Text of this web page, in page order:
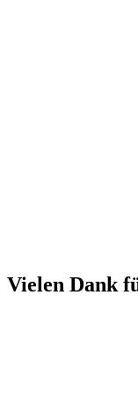
Vielen Dank